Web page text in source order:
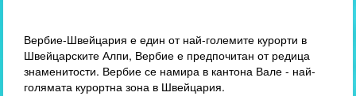
Вербие-Швейцария е един от най-големите курорти в
Швейцарските Алпи, Вербие е предпочитан от редица
знаменитости. Вербие се намира в кантона Вале - най-
голямата курортна зона в Швейцария.